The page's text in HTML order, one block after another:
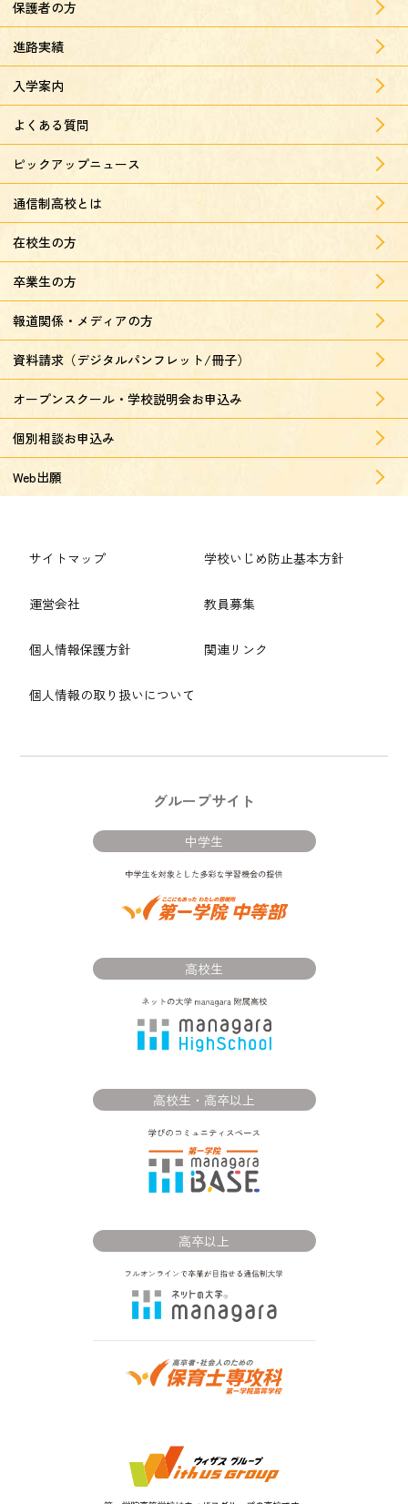
保護者の方
進路実績
入学案内
よくある質問
ピックアップニュース
通信制高校とは
在校生の方
卒業生の方
報道関係・メディアの方
資料請求（デジタルパンフレット/冊子）
オープンスクール・学校説明会お申込み
個別相談お申込み
Web出願
サイトマップ
運営会社
個人情報保護方針
個人情報の取り扱いについて
学校いじめ防止基本方針
教員募集
関連リンク
グループサイト
中学生
高校生
高校生・高卒以上
高卒以上